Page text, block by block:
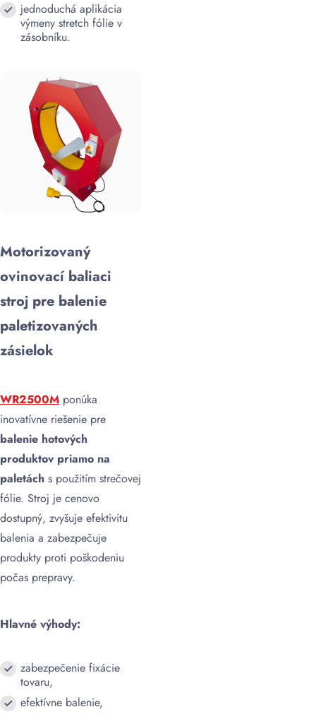
jednoduchá aplikácia
výmeny stretch fólie v
zásobníku.
Motorizovaný
ovinovací baliaci
stroj pre balenie
paletizovaných
zásielok
WR2500M ponúka
inovatívne riešenie pre
balenie hotových
produktov priamo na
paletách s použitím strečovej
fólie. Stroj je cenovo
dostupný, zvyšuje efektivitu
balenia a zabezpečuje
produkty proti poškodeniu
počas prepravy.
Hlavné výhody:
zabezpečenie fixácie
tovaru,
efektívne balenie,